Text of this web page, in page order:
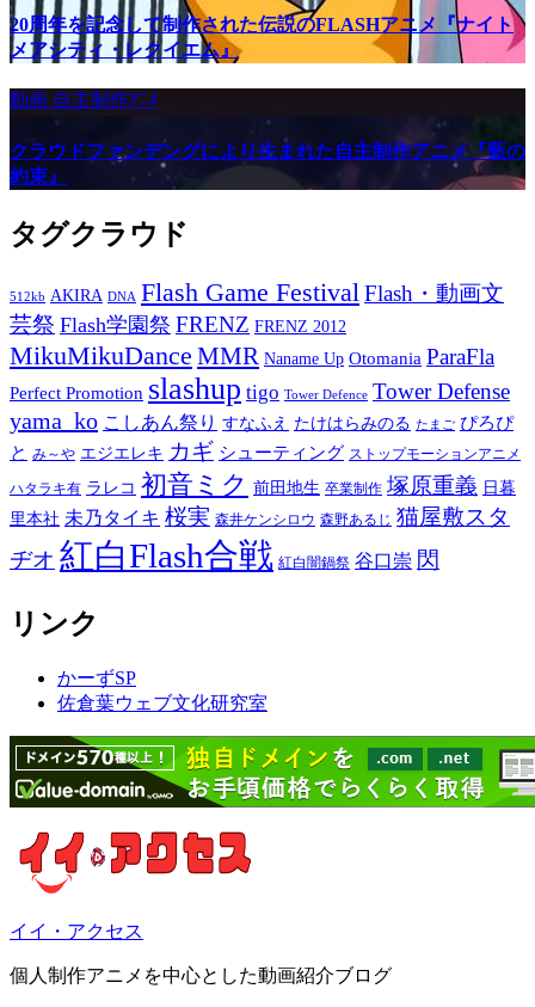
20周年を記念して制作された伝説のFLASHアニメ『ナイト
メアシティ・レクイエム』
動画 自主制作ｱﾆﾒ
クラウドファンデングにより生まれた自主制作アニメ『藍の
約束』
タグクラウド
512kb AKIRA DNA Flash Game Festival Flash・動画文
芸祭 Flash学園祭 FRENZ FRENZ 2012
MikuMikuDance MMR Naname Up Otomania ParaFla
Perfect Promotion slashup tigo Tower Defence Tower Defense
yama_ko こしあん祭り すなふえ たけはらみのる たまご ぴろぴ
と み～や エジエレキ カギ シューティング ストップモーションアニメ
ハタラキ有 ラレコ 初音ミク 前田地生 卒業制作 塚原重義 日暮
里本社 未乃タイキ 桜実 森井ケンシロウ 森野あるじ 猫屋敷スタ
ヂオ 紅白Flash合戦 紅白闇鍋祭 谷口崇 閃
リンク
かーずSP
佐倉葉ウェブ文化研究室
イイ・アクセス
個人制作アニメを中心とした動画紹介ブログ